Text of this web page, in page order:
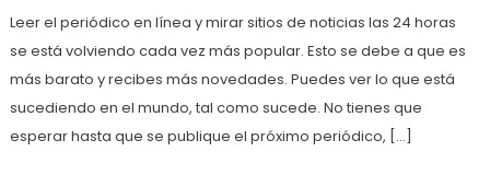
Leer el periódico en línea y mirar sitios de noticias las 24 horas
se está volviendo cada vez más popular. Esto se debe a que es
más barato y recibes más novedades. Puedes ver lo que está
sucediendo en el mundo, tal como sucede. No tienes que
esperar hasta que se publique el próximo periódico, […]